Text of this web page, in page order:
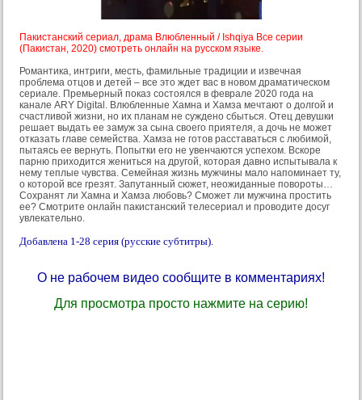
Пакистанский сериал, драма Влюбленный / Ishqiya Все серии
(Пакистан, 2020) смотреть онлайн на русском языке.
Романтика, интриги, месть, фамильные традиции и извечная
проблема отцов и детей – все это ждет вас в новом драматическом
сериале. Премьерный показ состоялся в феврале 2020 года на
канале ARY Digital. Влюбленные Хамна и Хамза мечтают о долгой и
счастливой жизни, но их планам не суждено сбыться. Отец девушки
решает выдать ее замуж за сына своего приятеля, а дочь не может
отказать главе семейства. Хамза не готов расставаться с любимой,
пытаясь ее вернуть. Попытки его не увенчаются успехом. Вскоре
парню приходится жениться на другой, которая давно испытывала к
нему теплые чувства. Семейная жизнь мужчины мало напоминает ту,
о которой все грезят. Запутанный сюжет, неожиданные повороты…
Сохранят ли Хамна и Хамза любовь? Сможет ли мужчина простить
ее? Смотрите онлайн пакистанский телесериал и проводите досуг
увлекательно.
Добавлена 1-28 серия (русские субтитры).
О не рабочем видео сообщите в комментариях!
Для просмотра просто нажмите на серию!